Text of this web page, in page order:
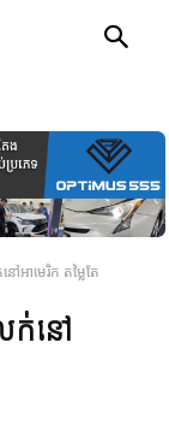
ាមេរិក តម្លៃតែ
ក់នៅ